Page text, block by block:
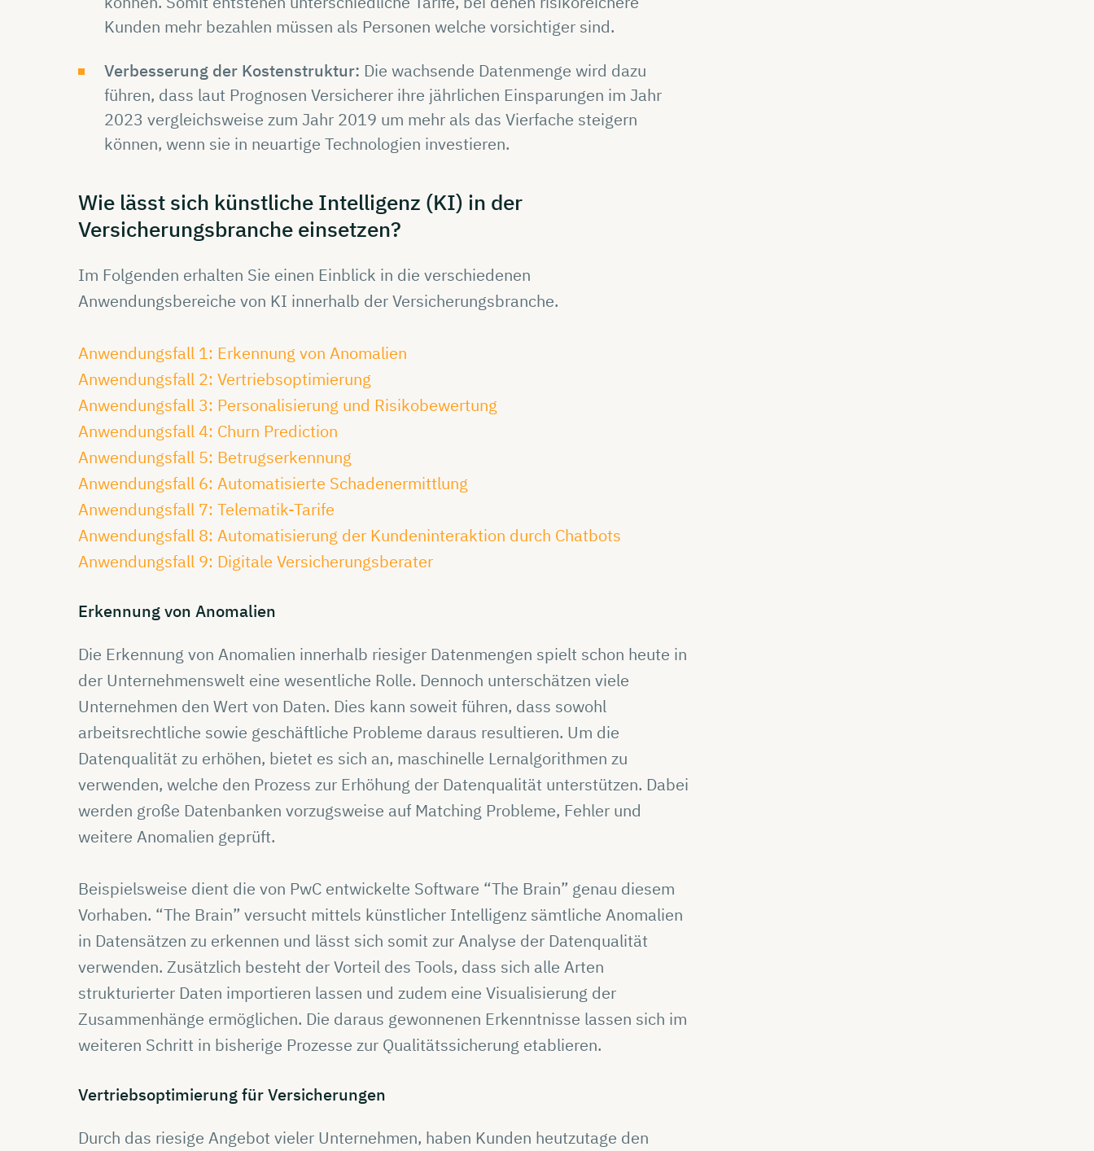
Kunden mehr bezahlen müssen als Personen welche vorsichtiger sind.
Verbesserung der Kostenstruktur: Die wachsende Datenmenge wird dazu
führen, dass laut Prognosen Versicherer ihre jährlichen Einsparungen im Jahr
2023 vergleichsweise zum Jahr 2019 um mehr als das Vierfache steigern
können, wenn sie in neuartige Technologien investieren.
Wie lässt sich künstliche Intelligenz (KI) in der
Versicherungsbranche einsetzen?
Im Folgenden erhalten Sie einen Einblick in die verschiedenen
Anwendungsbereiche von KI innerhalb der Versicherungsbranche.
Anwendungsfall 1: Erkennung von Anomalien
Anwendungsfall 2: Vertriebsoptimierung
Anwendungsfall 3: Personalisierung und Risikobewertung
Anwendungsfall 4: Churn Prediction
Anwendungsfall 5: Betrugserkennung
Anwendungsfall 6: Automatisierte Schadenermittlung
Anwendungsfall 7: Telematik-Tarife
Anwendungsfall 8: Automatisierung der Kundeninteraktion durch Chatbots
Anwendungsfall 9: Digitale Versicherungsberater
Erkennungvon Anomalien
Die Erkennung von Anomalien innerhalb riesiger Datenmengen spielt schon heute in
der Unternehmenswelt eine wesentliche Rolle. Dennoch unterschätzen viele
Unternehmen den Wert von Daten. Dies kann soweit führen, dass sowohl
arbeitsrechtliche sowie geschäftliche Probleme daraus resultieren. Um die
Datenqualität zu erhöhen, bietet es sich an, maschinelle Lernalgorithmen zu
verwenden, welche den Prozess zur Erhöhung der Datenqualität unterstützen. Dabei
werden große Datenbanken vorzugsweise auf Matching Probleme, Fehler und
weitere Anomalien geprüft.
Beispielsweise dient die von PwC entwickelte Software “The Brain” genau diesem
Vorhaben. “The Brain” versucht mittels künstlicher Intelligenz sämtliche Anomalien
in Datensätzen zu erkennen und lässt sich somit zur Analyse der Datenqualität
verwenden. Zusätzlich besteht der Vorteil des Tools, dass sich alle Arten
strukturierter Daten importieren lassen und zudem eine Visualisierung der
Zusammenhänge ermöglichen. Die daraus gewonnenen Erkenntnisse lassen sich im
weiteren Schritt in bisherige Prozesse zur Qualitätssicherung etablieren.
VertriebsoptimierungfürVersicherungen
Durch das riesige Angebot vieler Unternehmen, haben Kunden heutzutage den